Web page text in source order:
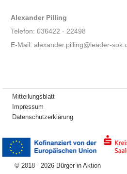
Alexander Pilling
Telefon: 036422 - 22498
E-Mail: alexander.pilling@leader-
Mitteilungsblatt
Impressum
Datenschutzerklärung
© 2018 - 2026 Bürger in Aktion